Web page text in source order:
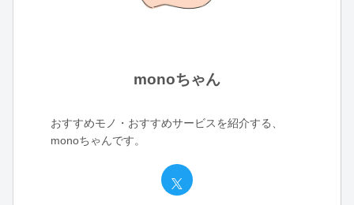
monoちゃん
おすすめモノ・おすすめサービスを紹介する、
monoちゃんです。